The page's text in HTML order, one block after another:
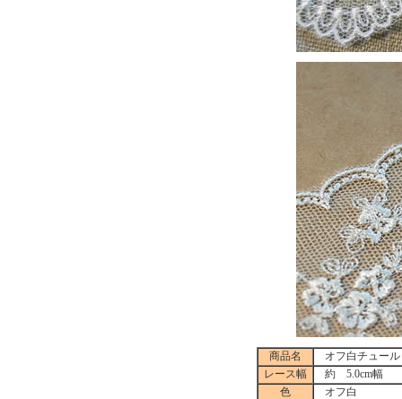
商品名
オフ白チュー
レース幅
約 5.0cm幅
色
オフ白